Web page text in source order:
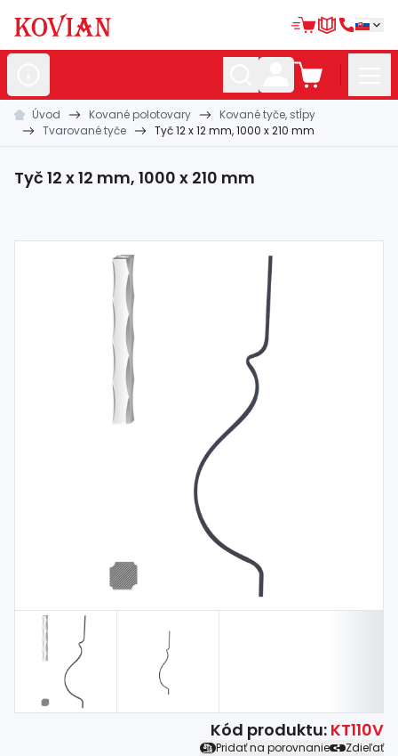
Nerezovépolotovary
Kované polotovary
systémy
záhrada
materiál
materiál
Úvod Kované polotovary
Kované tyče, stĺpy
Tvarované tyče
Tyč 12 x 12 mm, 1000 x 210 mm
Tyč 12 x 12 mm, 1000 x 210 mm
Kód produktu: KT110V
Pridať na porovnanie Zdieľať